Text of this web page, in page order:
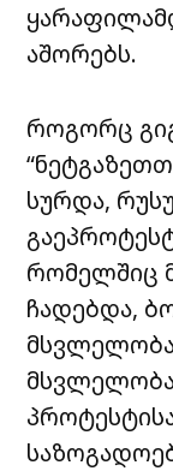
აშორებს.
როგორც
სურდა,
რომელშიც
ჩადებდა,
მსვლელობა
მსვლელობა